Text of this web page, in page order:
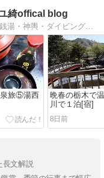
綺offical blog
国内海外旅行・温泉(野湯,混浴,貸切)・銭湯・神輿・ダイビング・食の事など。温泉ソムリエ。雅楽演奏。
泉旅⑤湯西
晩春の栃木で
川で１泊[宿]
8日前
長文解説